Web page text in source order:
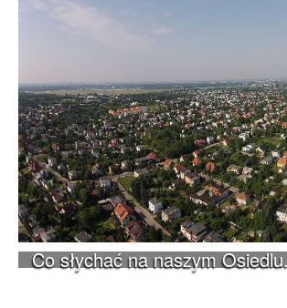
Co słychać na naszym